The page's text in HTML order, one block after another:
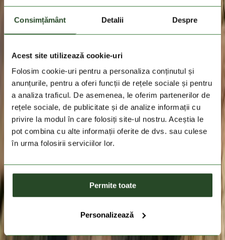
Consimțământ Detalii Despre
Acest site utilizează cookie-uri
Folosim cookie-uri pentru a personaliza conținutul și
anunțurile, pentru a oferi funcții de rețele sociale și pentru
a analiza traficul. De asemenea, le oferim partenerilor de
rețele sociale, de publicitate și de analize informații cu
privire la modul în care folosiți site-ul nostru. Aceștia le
pot combina cu alte informații oferite de dvs. sau culese
în urma folosirii serviciilor lor.
Permite toate
Personalizează